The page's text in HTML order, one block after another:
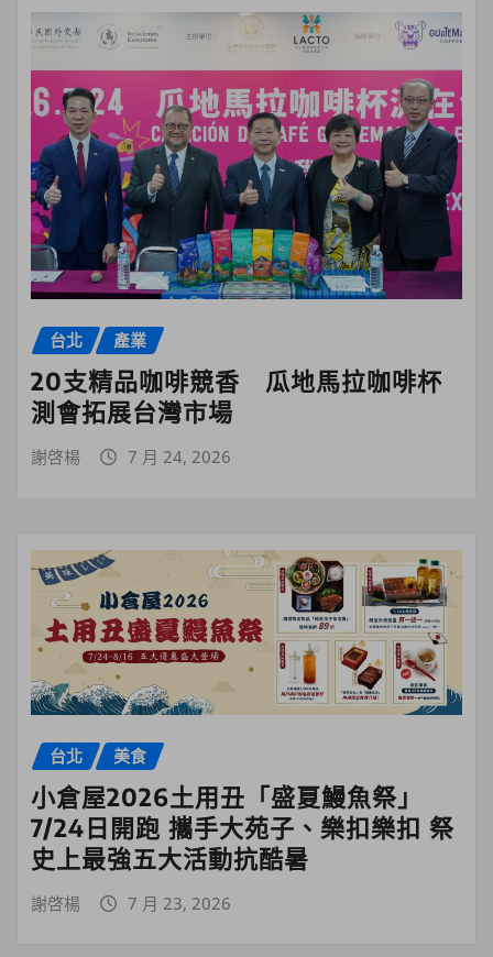
台北 產業
20支精品咖啡競香 瓜地馬拉咖啡杯
測會拓展台灣市場
謝啓楊 7 月 24, 2026
台北 美食
小倉屋2026土用丑「盛夏鰻魚祭」
7/24日開跑 攜手大苑子、樂扣樂扣 祭
史上最強五大活動抗酷暑
謝啓楊 7 月 23, 2026